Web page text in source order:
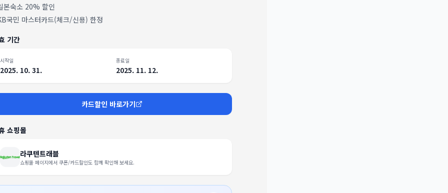
본숙소 20% 할인
국민 마스터카드(체크/신용) 한정
기간
시작일
2025. 10. 31.
종료일
2025. 11. 12.
카드할인 바로가기
쇼핑몰
라쿠텐트래블
쇼핑몰 페이지에서 쿠폰/카드할인도 함께 확인해 보세요.